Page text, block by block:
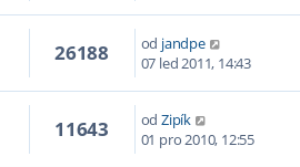
26188 od jandpe
07 led 2011, 14:43
11643 od Zipík
01 pro 2010, 12:55